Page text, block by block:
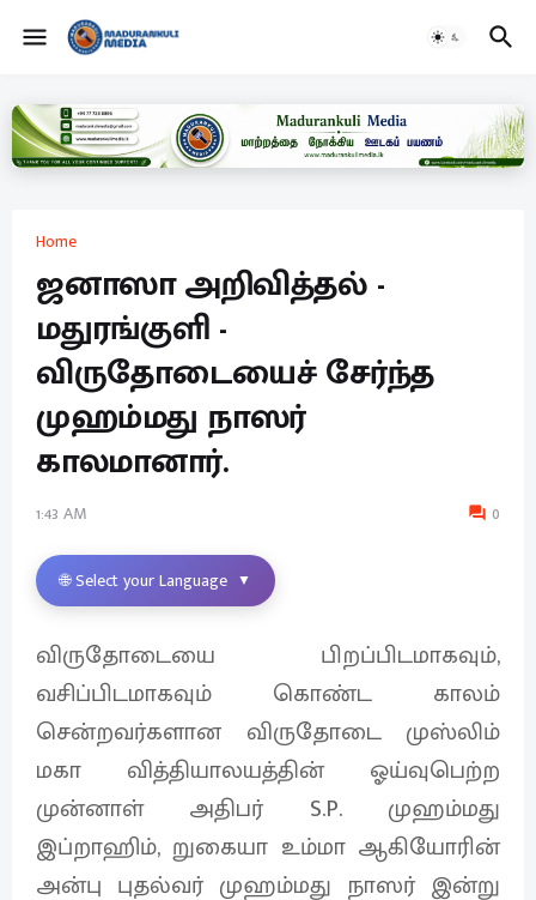
Home
ஜனாஸா அறிவித்தல் -
மதுரங்குளி -
விருதோடையைச் சேர்ந்த
முஹம்மது நாஸர்
காலமானார்.
1:43 AM 0
🌐 Select your Language ▼
விருதோடையை பிறப்பிடமாகவும்,
வசிப்பிடமாகவும் கொண்ட காலம்
சென்றவர்களான விருதோடை முஸ்லிம்
மகா வித்தியாலயத்தின் ஓய்வுபெற்ற
முன்னாள் அதிபர் S.P. முஹம்மது
இப்றாஹிம், றுகையா உம்மா ஆகியோரின்
அன்பு புதல்வர் முஹம்மது நாஸர் இன்று